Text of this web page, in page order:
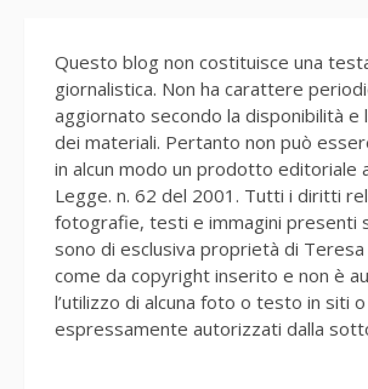
Questo blog non costituisce una
giornalistica. Non ha carattere
aggiornato secondo la disponibilità e
dei materiali. Pertanto non può
in alcun modo un prodotto editoriale
Legge. n. 62 del 2001. Tutti i diritti
fotografie, testi e immagini presenti
sono di esclusiva proprietà di
come da copyright inserito e non è
l’utilizzo di alcuna foto o testo in siti
espressamente autorizzati dalla